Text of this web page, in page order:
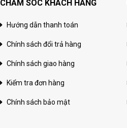
CHĂM SÓC KHÁCH HÀNG
Hướng dẫn thanh toán
Chính sách đổi trả hàng
Chính sách giao hàng
Kiểm tra đơn hàng
Chính sách bảo mật